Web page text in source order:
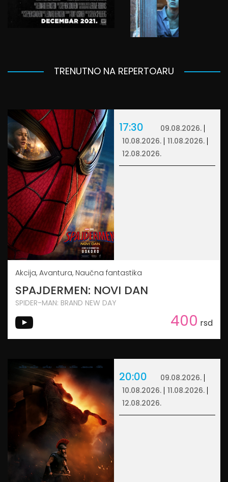
TRENUTNO NA REPERTOARU
17:30
09.08.2026.
10.08.2026.
11.08.2026.
12.08.2026.
Akcija, Avantura, Naučna fantastika
SPAJDERMEN: NOVI DAN
SPIDER-MAN: BRAND NEW DAY
400 rsd
20:00
09.08.2026.
10.08.2026.
11.08.2026.
12.08.2026.